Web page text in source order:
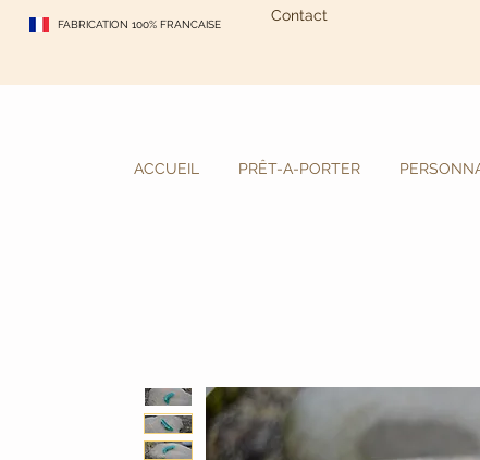
FABRICATION 100% FRANCAISE
Contact
ACCUEIL PRÊT-A-PORTER